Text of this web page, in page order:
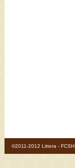
©2011-2012 Littera - FCSH